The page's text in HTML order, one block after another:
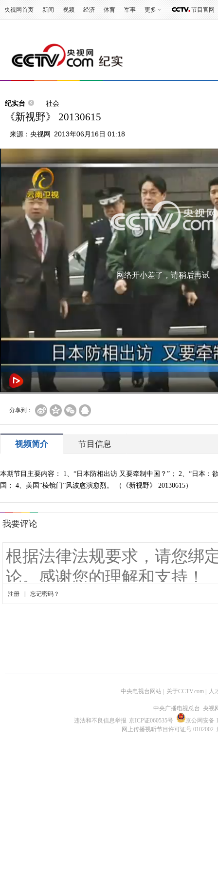
央视网首页 新闻 视频 经济 体育 军事 更多 节目官网
纪实台 社会
《新视野》 20130615
来源： 央视网 2013年06月16日 01:18
网络开小差了，请稍后再试
分享到：
视频简介 节目信息
本期节目主要内容： 1、“日本防相出访 又要牵制中国？”； 2、“日本
国； 4、美国“棱镜门”风波愈演愈烈。 （《新视野》 20130615）
中央电视台网站 关于CCTV.com 人
中央广播电视总台 央视
违法和不良信息举报 京ICP证060535号
京公网安备
网上传播视听节目许可证号 0102002